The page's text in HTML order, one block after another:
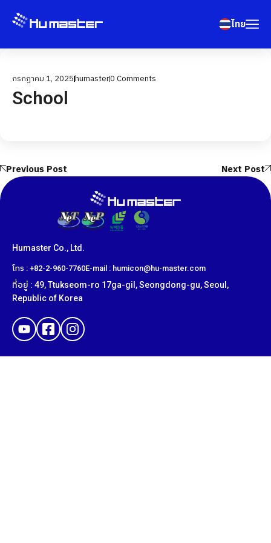
ไทย
กรกฎาคม 1, 2025humaster0Comments
School
Previous Post Next Post
Humaster Co., Ltd.
โทร : +82-2-960-7760E-mail : humicon@hu-master.com
ที่อยู่ : 49, Ttukseom-ro 17ga-gil, Seongdong-gu, Seoul,
Republic of Korea